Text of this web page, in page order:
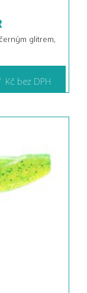
glitrem,
Kč bez DPH